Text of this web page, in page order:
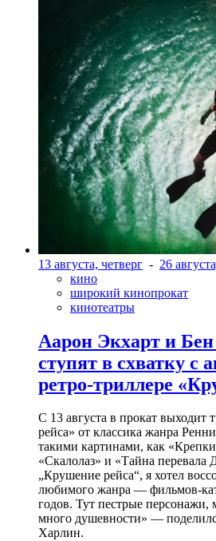
13 августа, четверг - 26
кино
широкий кинопрокат
кинотеатры
Аарон Экхарт и
ступят в схватку с
ретро-триллере
С 13 августа в прокат выходит
рейса» от классика жанра
такими картинами, как
«Скалолаз» и «Тайна перевала
„Крушение рейса“, я хотел
любимого жанра — фильмов-
годов. Тут пестрые
много душевности» —
Харлин.